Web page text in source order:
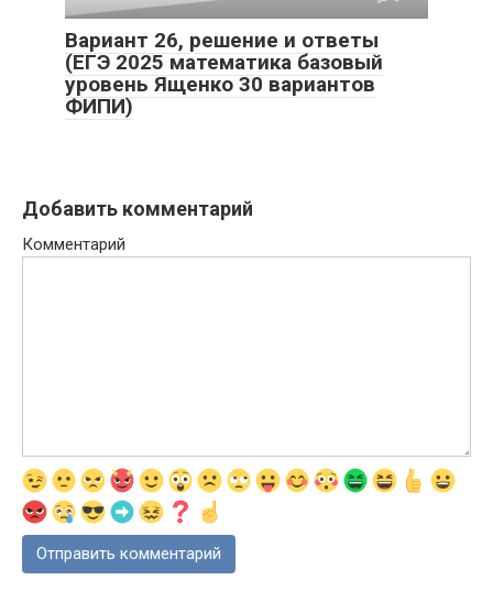
Вариант 26, решение и ответы
(ЕГЭ 2025 математика базовый
уровень Ященко 30 вариантов
ФИПИ)
Добавить комментарий
Комментарий